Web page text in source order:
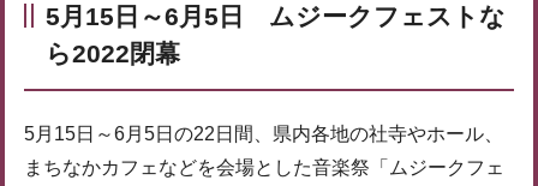
5月15日～6月5日 ムジークフェストな
ら2022閉幕
5月15日～6月5日の22日間、県内各地の社寺やホール、
まちなかカフェなどを会場とした音楽祭「ムジークフェ